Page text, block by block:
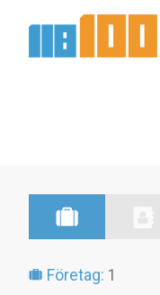
Företag: 1